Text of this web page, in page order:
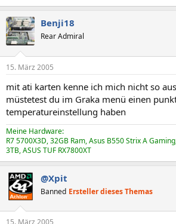
Benji18
Rear Admiral
15. März 2005
mit ati karten kenne ich mich nicht so
müstetest du im Graka menü einen
temperatureinstellung haben
Meine Hardware:
R7 5700X3D, 32GB Ram, Asus B550 Strix A
3TB, ASUS TUF RX7800XT
@Xpit
Banned Ersteller dieses Themas
15. März 2005